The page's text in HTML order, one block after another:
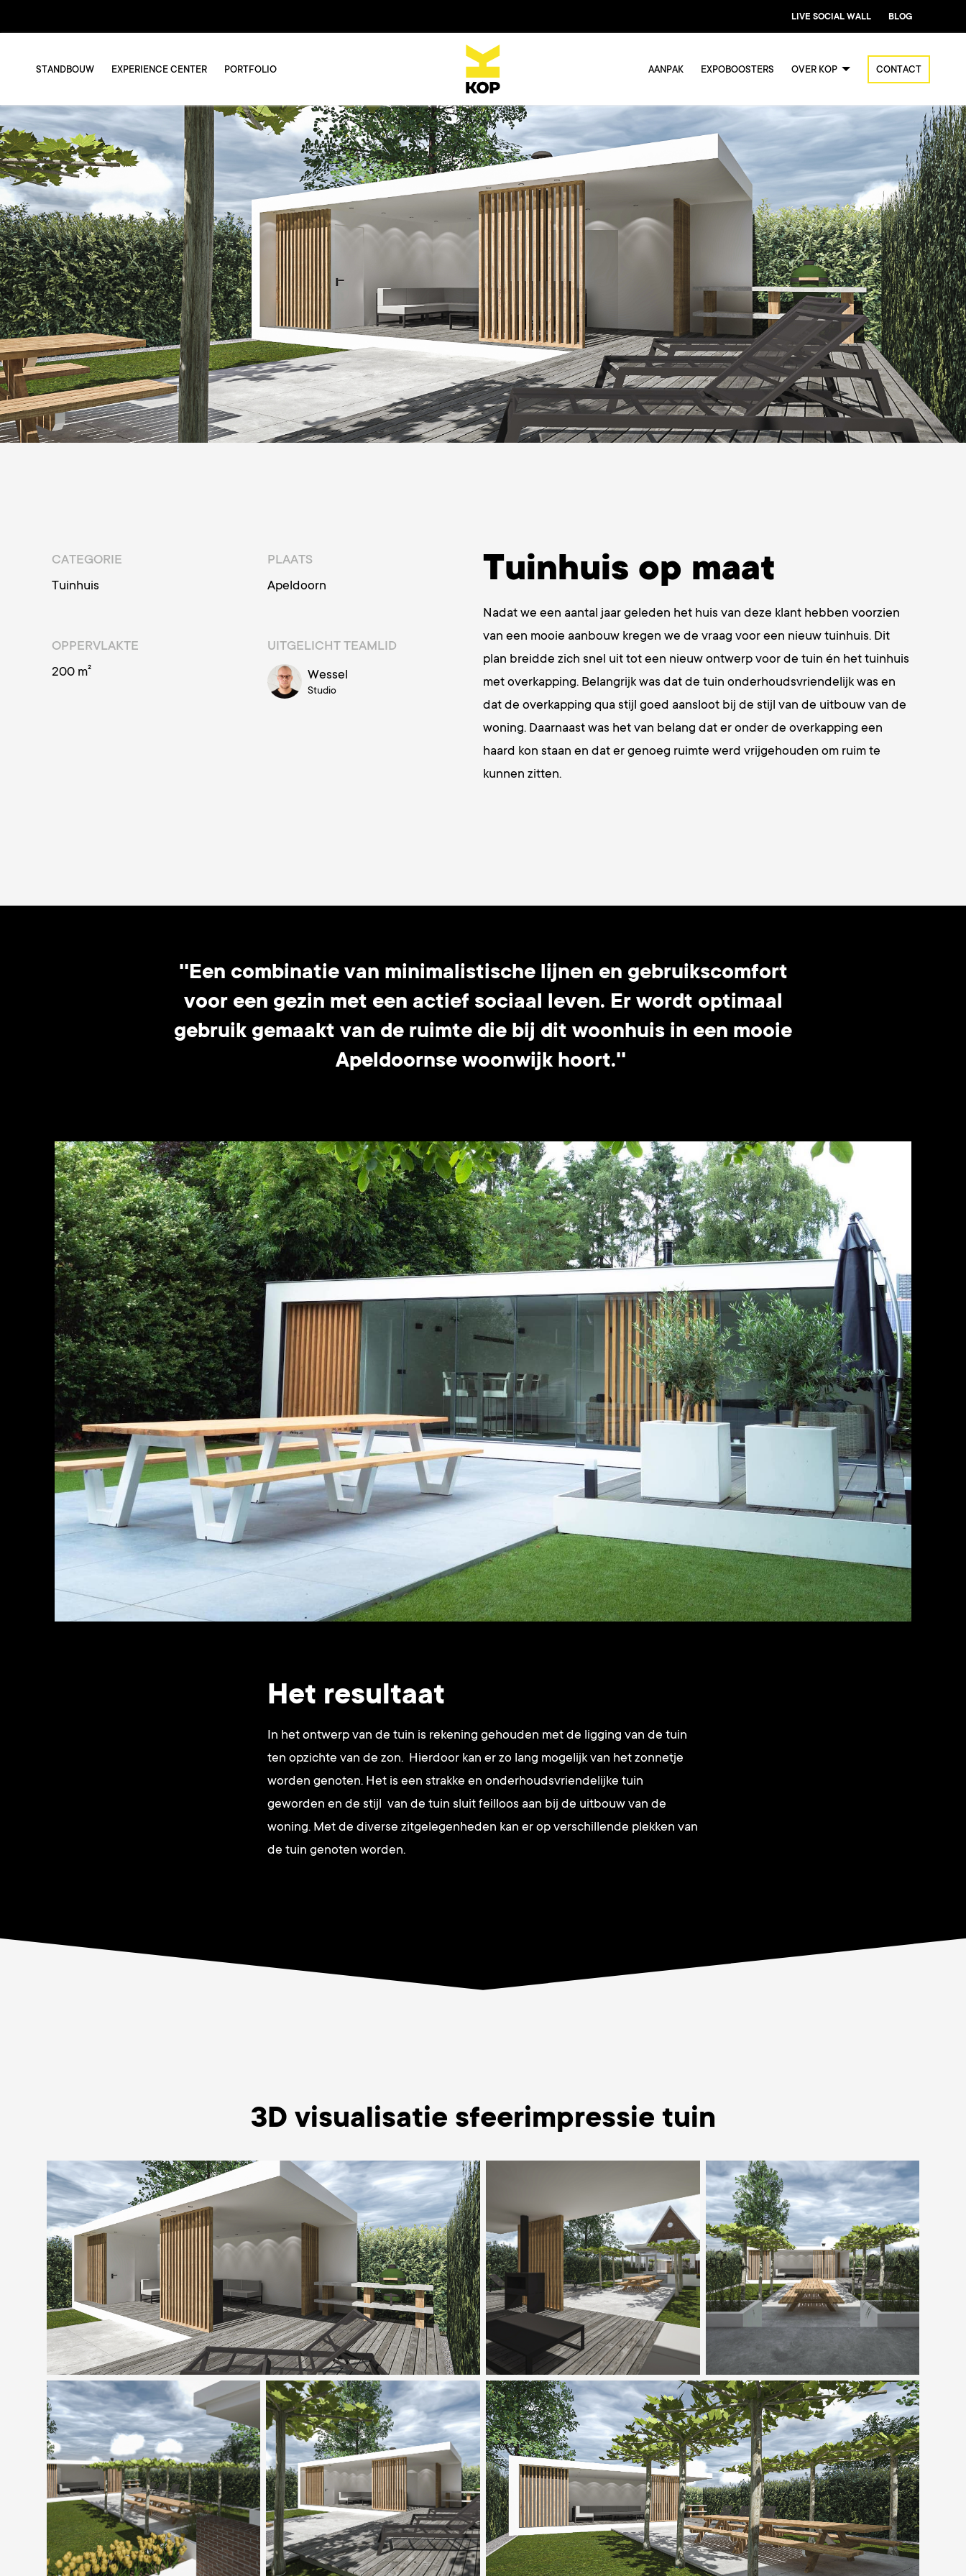
LIVE SOCIAL WALL BLOG
STANDBOUW EXPERIENCE CENTER PORTFOLIO AANPAK EXPOBOOSTERS OVER KOP CONTACT
CATEGORIE
Tuinhuis
PLAATS
Apeldoorn
OPPERVLAKTE
200 m²
UITGELICHT TEAMLID
Wessel
Studio
Tuinhuis op maat
Nadat we een aantal jaar geleden het huis van deze klant hebben voorzien
van een mooie aanbouw kregen we de vraag voor een nieuw tuinhuis. Dit
plan breidde zich snel uit tot een nieuw ontwerp voor de tuin én het tuinhuis
met overkapping. Belangrijk was dat de tuin onderhoudsvriendelijk was en
dat de overkapping qua stijl goed aansloot bij de stijl van de uitbouw van de
woning. Daarnaast was het van belang dat er onder de overkapping een
haard kon staan en dat er genoeg ruimte werd vrijgehouden om ruim te
kunnen zitten.
''Een combinatie van minimalistische lijnen en gebruikscomfort
voor een gezin met een actief sociaal leven. Er wordt optimaal
gebruik gemaakt van de ruimte die bij dit woonhuis in een mooie
Apeldoornse woonwijk hoort.''
Het resultaat
In het ontwerp van de tuin is rekening gehouden met de ligging van de tuin
ten opzichte van de zon. Hierdoor kan er zo lang mogelijk van het zonnetje
worden genoten. Het is een strakke en onderhoudsvriendelijke tuin
geworden en de stijl van de tuin sluit feilloos aan bij de uitbouw van de
woning. Met de diverse zitgelegenheden kan er op verschillende plekken van
de tuin genoten worden.
3D visualisatie sfeerimpressie tuin